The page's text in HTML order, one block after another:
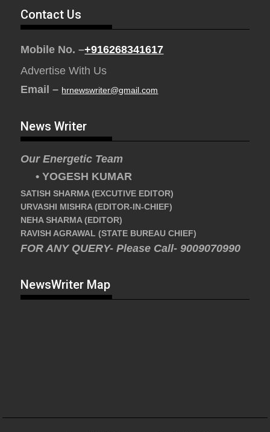
Contact Us
Mobile No. –+916268341617
Advertise With Us
Email – hrnewswriter@gmail.com
News Writer
Our Energetic Team
• YOGESH KUMAR
SATISH SHARMA (EXCUTIVE EDITOR)
URVASHI MISHRA (EDITOR-IN-CHIEF)
NEHA SHARMA (EDITOR)
RAVISH AGRAWAL (STATE BUREAU CHIEF)
FOR ANY QUERY- Please Call- 9009070990
NewsWriter Map